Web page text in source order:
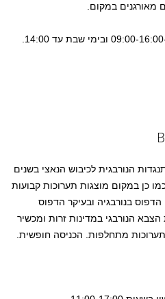
מאורגנים במקום.
ההתנגדות הנורבגית לכיבוש הנאצי בשנים
כמו כן במקום מוצגות תערוכות קבועות
בנורבגיה ובעיקר הדפוס
1940-5, יחידות הצבא הנורבגי במדינות זרות ומכשיר
מתחלפות. הכניסה חופשית.